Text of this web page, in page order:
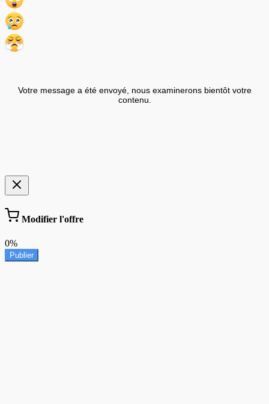
Votre message a été envoyé, nous examinerons bientôt votre
contenu.
Modifier l'offre
0%
Publier